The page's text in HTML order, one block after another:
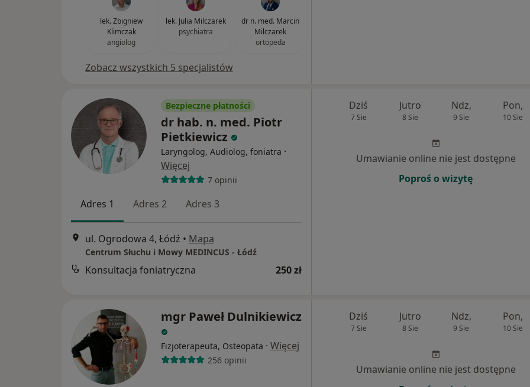
lek. Zbigniew
Klimczak
angiolog
lek. Julia Milczarek
psychiatra
dr n. med. Marcin
Milczarek
ortopeda
Zobacz wszystkich 5 specjalistów
Bezpieczne płatności
dr hab. n. med. Piotr
Pietkiewicz
Laryngolog, Audiolog, foniatra ·
Więcej
7 opinii
Adres 1 Adres 2 Adres 3
ul. Ogrodowa 4, Łódź • Mapa
Centrum Słuchu i Mowy MEDINCUS - Łódź
Konsultacja foniatryczna 250 zł
Dziś
7 Sie
Jutro
8 Sie
Ndz,
9 Sie
Pon,
10 Sie
Umawianie online nie jest dostępne
Poproś o wizytę
mgr Paweł Dulnikiewicz
Fizjoterapeuta, Osteopata · Więcej
256 opinii
Dziś
7 Sie
Jutro
8 Sie
Ndz,
9 Sie
Pon,
10 Sie
Umawianie online nie jest dostępne